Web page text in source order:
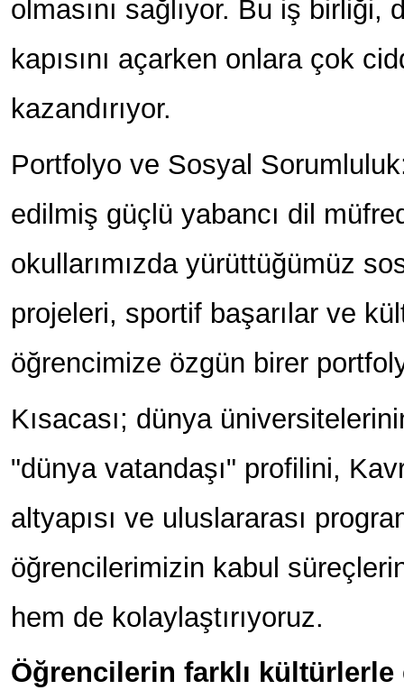
olmasını sağlıyor. Bu iş
kapısını açarken onlara çok
kazandırıyor.
Portfolyo ve Sosyal
edilmiş güçlü yabancı dil
okullarımızda yürüttüğümüz
projeleri, sportif başarılar ve
öğrencimize özgün birer
Kısacası; dünya
"dünya vatandaşı" profilini,
altyapısı ve uluslararası
öğrencilerimizin kabul
hem de kolaylaştırıyoruz.
Öğrencilerin farklı kültürlerle